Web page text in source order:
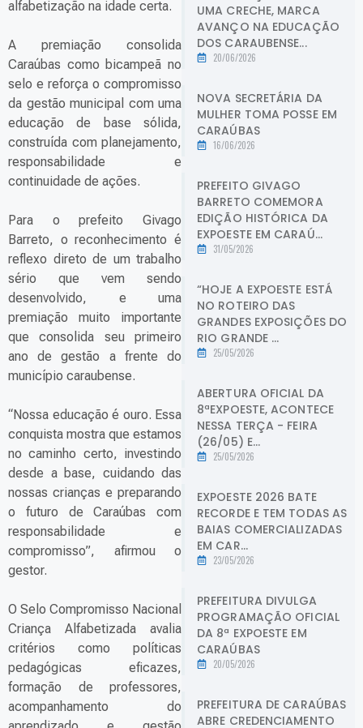
alfabetização na idade certa.
A premiação consolida
Caraúbas como bicampeã no
selo e reforça o compromisso
da gestão municipal com uma
educação de base sólida,
construída com planejamento,
responsabilidade e
continuidade de ações.
Para o prefeito Givago
Barreto, o reconhecimento é
reflexo direto de um trabalho
sério que vem sendo
desenvolvido, e uma
premiação muito importante
que consolida seu primeiro
ano de gestão a frente do
município caraubense.
“Nossa educação é ouro. Essa
conquista mostra que estamos
no caminho certo, investindo
desde a base, cuidando das
nossas crianças e preparando
o futuro de Caraúbas com
responsabilidade e
compromisso”, afirmou o
gestor.
O Selo Compromisso Nacional
Criança Alfabetizada avalia
critérios como políticas
pedagógicas eficazes,
formação de professores,
acompanhamento do
UMA CRECHE, MARCA
AVANÇO NA EDUCAÇÃO
DOS CARAUBENSE...
20/06/2026
NOVA SECRETÁRIA DA
MULHER TOMA POSSE EM
CARAÚBAS
16/06/2026
PREFEITO GIVAGO
BARRETO COMEMORA
EDIÇÃO HISTÓRICA DA
EXPOESTE EM CARAÚ...
31/05/2026
“HOJE A EXPOESTE ESTÁ
NO ROTEIRO DAS
GRANDES EXPOSIÇÕES DO
RIO GRANDE ...
25/05/2026
ABERTURA OFICIAL DA
8ªEXPOESTE, ACONTECE
NESSA TERÇA - FEIRA
(26/05) E...
25/05/2026
EXPOESTE 2026 BATE
RECORDE E TEM TODAS AS
BAIAS COMERCIALIZADAS
EM CAR...
23/05/2026
PREFEITURA DIVULGA
PROGRAMAÇÃO OFICIAL
DA 8ª EXPOESTE EM
CARAÚBAS
20/05/2026
PREFEITURA DE CARAÚBAS
ABRE CREDENCIAMENTO